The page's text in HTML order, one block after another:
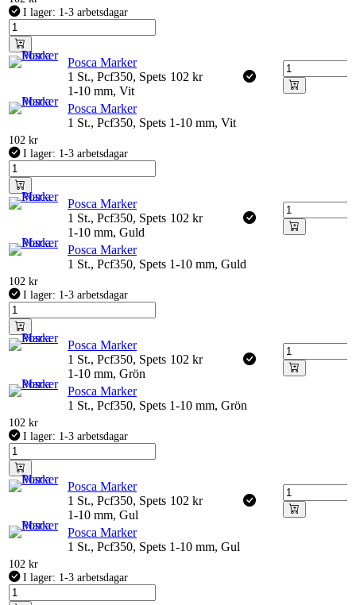
I lager: 1-3 arbetsdagar
Posca Marker
1 St., Pcf350, Spets
1-10 mm, Vit
102 kr
Posca Marker
1 St., Pcf350, Spets 1-10 mm, Vit
102 kr
I lager: 1-3 arbetsdagar
Posca Marker
1 St., Pcf350, Spets
1-10 mm, Guld
102 kr
Posca Marker
1 St., Pcf350, Spets 1-10 mm, Guld
102 kr
I lager: 1-3 arbetsdagar
Posca Marker
1 St., Pcf350, Spets
1-10 mm, Grön
102 kr
Posca Marker
1 St., Pcf350, Spets 1-10 mm, Grön
102 kr
I lager: 1-3 arbetsdagar
Posca Marker
1 St., Pcf350, Spets
1-10 mm, Gul
102 kr
Posca Marker
1 St., Pcf350, Spets 1-10 mm, Gul
102 kr
I lager: 1-3 arbetsdagar